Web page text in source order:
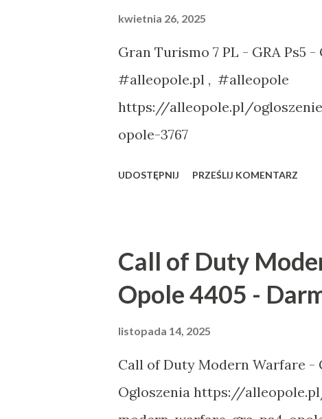
kwietnia 26, 2025
Gran Turismo 7 PL - GRA Ps5
#alleopole.pl , #alleopole
https://alleopole.pl/
opole-3767
UDOSTĘPNIJ PRZEŚLIJ KOMENTARZ
Call of Duty
Opole 4405 -
listopada 14, 2025
Call of Duty Modern Warfare -
Ogloszenia https://